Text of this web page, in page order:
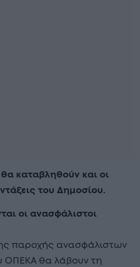
καταβληθούν και οι
του Δημοσίου.
οι ανασφάλιστοι
παροχής ανασφάλιστων
ΟΠΕΚΑ θα λάβουν τη